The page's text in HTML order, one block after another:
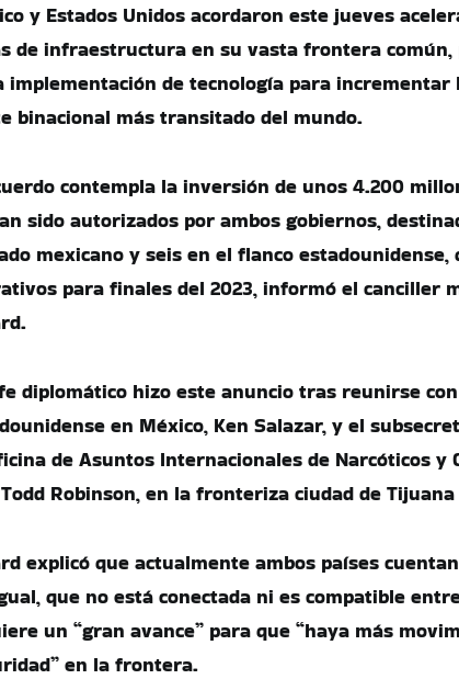
y Estados Unidos acordaron este jueves
de infraestructura en su vasta frontera común,
implementación de tecnología para incrementar
binacional más transitado del mundo.
contempla la inversión de unos 4.200
sido autorizados por ambos gobiernos,
mexicano y seis en el flanco
para finales del 2023, informó el canciller
diplomático hizo este anuncio tras reunirse
en México, Ken Salazar, y el
de Asuntos Internacionales de Narcóticos y
Robinson, en la fronteriza ciudad de
explicó que actualmente ambos países
que no está conectada ni es compatible
un “gran avance” para que “haya más
en la frontera.